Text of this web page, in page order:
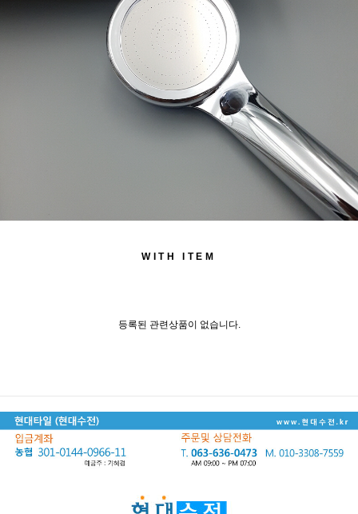
WITH ITEM
등록된 관련상품이 없습니다.